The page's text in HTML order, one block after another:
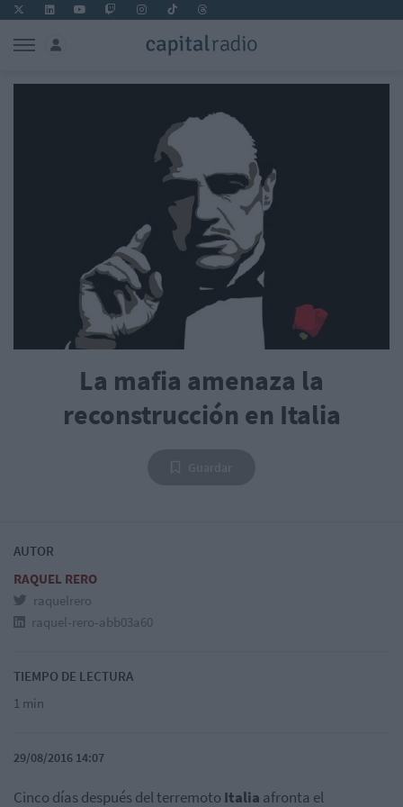
La mafia amenaza la
reconstrucción en Italia
AUTOR
RAQUEL RERO
raquelrero
raquel-rero-abb03a60
TIEMPO DE LECTURA
1 min
29/08/2016 14:07
Cinco días después del terremoto Italia afronta el